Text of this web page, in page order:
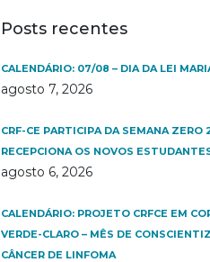
Posts recentes
CALENDÁRIO: 07/08 – DIA DA LEI
agosto 7, 2026
CRF-CE PARTICIPA DA SEMANA ZERO
RECEPCIONA OS NOVOS
agosto 6, 2026
CALENDÁRIO: PROJETO CRFCE EM
VERDE-CLARO – MÊS DE
CÂNCER DE LINFOMA